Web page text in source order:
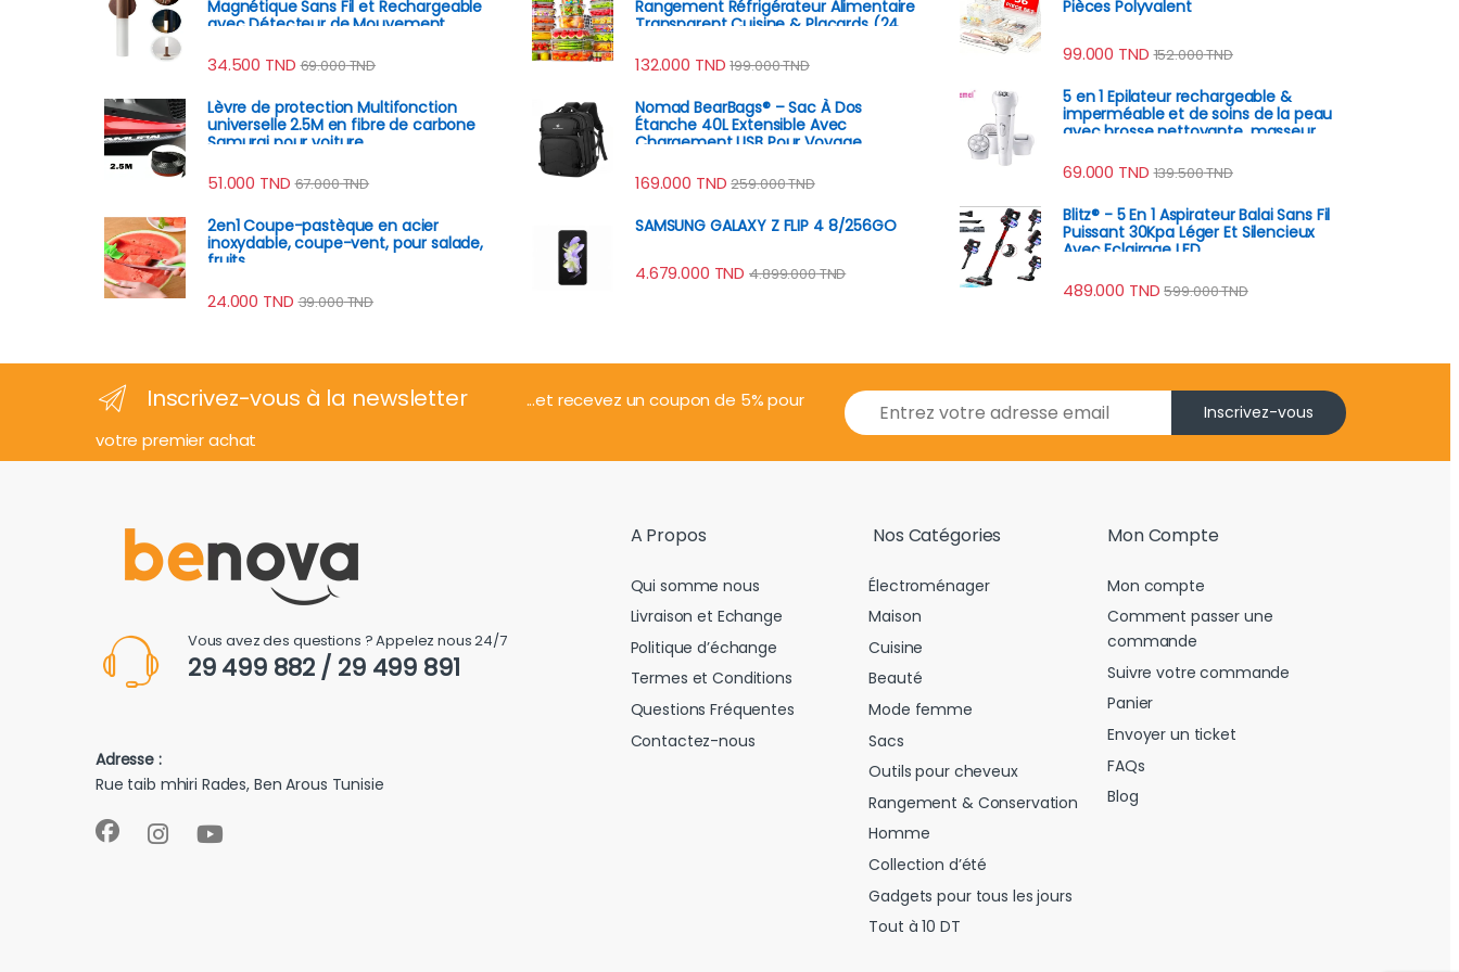
Magnétique Sans Fil et Rechargeable
avec Détecteur de Mouvement
34.500 TND 69.000TND
Lèvre de protection Multifonction
universelle 2.5M en fibre de carbone
Samurai pour voiture
51.000 TND 67.000TND
2en1 Coupe-pastèque en acier
inoxydable, coupe-vent, pour salade,
fruits
24.000 TND 39.000TND
Rangement Réfrigérateur Alimentaire
Transparent Cuisine & Placards (24
132.000 TND 199.000TND
Nomad BearBags® – Sac À Dos
Étanche 40L Extensible Avec
Chargement USB Pour Voyage
169.000 TND 259.000TND
SAMSUNG GALAXY Z FLIP 4 8/256GO
4.679.000 TND 4.899.000TND
Pièces Polyvalent
99.000 TND 152.000TND
5 en 1 Epilateur rechargeable &
imperméable et de soins de la peau
avec brosse nettoyante, masseur
69.000 TND 139.500TND
Blitz® - 5 En 1 Aspirateur Balai Sans Fil
Puissant 30Kpa Léger Et Silencieux
Avec Eclairage LED
489.000 TND 599.000TND
Inscrivez-vous à la newsletter
...et recevez un coupon de 5% pour
votre premier achat
E
m
i
Inscrivez-vous
Vous avez des questions ? Appelez nous 24/7
29 499 882 / 29 499 891
Adresse :
Rue taib mhiri Rades, Ben Arous Tunisie
A Propos
Qui somme nous
Livraison et Echange
Politique d’échange
Termes et Conditions
Questions Fréquentes
Contactez-nous
Nos Catégories
Électroménager
Maison
Cuisine
Beauté
Mode femme
Sacs
Outils pour cheveux
Rangement & Conservation
Homme
Collection d’été
Gadgets pour tous les jours
Tout à 10 DT
Mon Compte
Mon compte
Comment passer une
commande
Suivre votre commande
Panier
Envoyer un ticket
FAQs
Blog